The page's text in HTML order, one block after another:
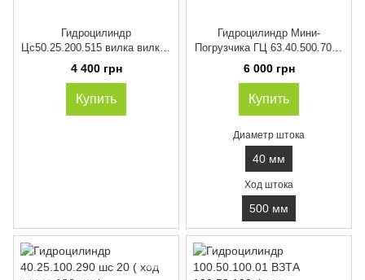
Гидроцилиндр
Цс50.25.200.515 вилка вилка (
ход штока 200). Cеялки.
культиватор. ЗСК -100
4 400 грн
Купить
Гидроцилиндр Мини-
Погрузчика ГЦ 63.40.500.700 (
ход штока 500 мм)
6 000 грн
Купить
Диаметр штока
40 мм
Ход штока
500 мм